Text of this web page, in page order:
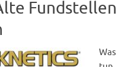
Fundstellen
Was